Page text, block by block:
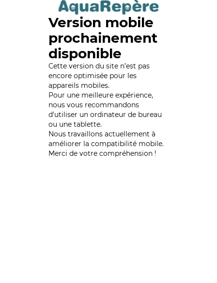
Version mobile
prochainement
disponible
Cette version du site n’est pas
encore optimisée pour les
appareils mobiles.
Pour une meilleure expérience,
nous vous recommandons
d'utiliser un ordinateur de bureau
ou une tablette.
Nous travaillons actuellement à
améliorer la compatibilité mobile.
Merci de votre compréhension !